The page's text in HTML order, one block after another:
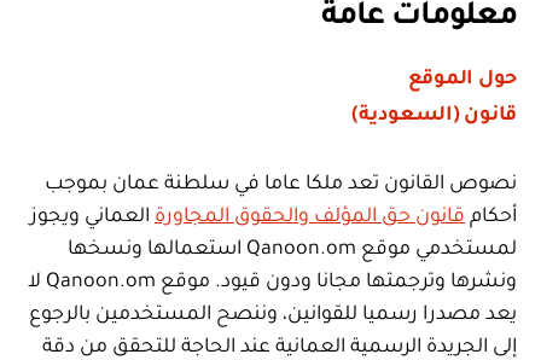
معلومات عامة
حول الموقع
قانون (السعودية)
نصوص القانون تعد ملكا عاما في سلطنة عمان بموجب
أحكام قانون حق المؤلف والحقوق المجاورة العماني ويجوز
لمستخدمي موقع Qanoon.om استعمالها ونسخها
ونشرها وترجمتها مجانا ودون قيود. موقع Qanoon.om لا
يعد مصدرا رسميا للقوانين، وننصح المستخدمين بالرجوع
إلى الجريدة الرسمية العمانية عند الحاجة للتحقق من دقة